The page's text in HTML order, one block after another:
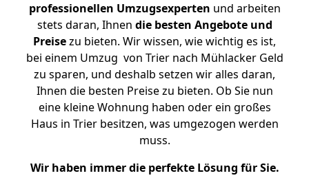
professionellen Umzugsexperten und arbeiten
stets daran, Ihnen die besten Angebote und
Preisezu bieten. Wir wissen, wie wichtig es ist,
bei einem Umzug von Trier nach Mühlacker Geld
zu sparen, und deshalb setzen wir alles daran,
Ihnen die besten Preise zu bieten. Ob Sie nun
eine kleine Wohnung haben oder ein großes
Haus in Trier besitzen, was umgezogen werden
muss.
Wir haben immer die perfekte Lösung für Sie.